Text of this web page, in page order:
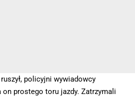
policyjni wywiadowcy
on prostego toru jazdy. Zatrzymali